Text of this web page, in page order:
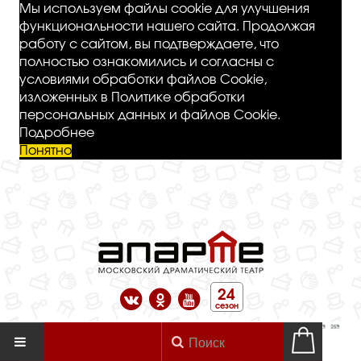
Мы используем файлы cookie для улучшения
функциональности нашего сайта. Продолжая
работу с сайтом, вы подтверждаете, что
полностью ознакомились и согласны с
условиями обработки файлов Cookie,
изложенных в Политике обработки
персональных данных и файлов Cookie.
Подробнее
Понятно
24
сезон